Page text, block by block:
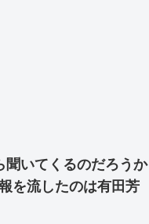
聞いてくるのだろうか
を流したのは有田芳